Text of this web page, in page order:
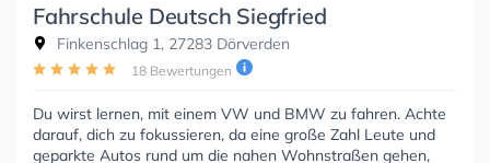
Fahrschule Deutsch Siegfried
Finkenschlag 1, 27283 Dörverden
18 Bewertungen
Du wirst lernen, mit einem VW und BMW zu fahren. Achte
darauf, dich zu fokussieren, da eine große Zahl Leute und
geparkte Autos rund um die nahen Wohnstraßen gehen,